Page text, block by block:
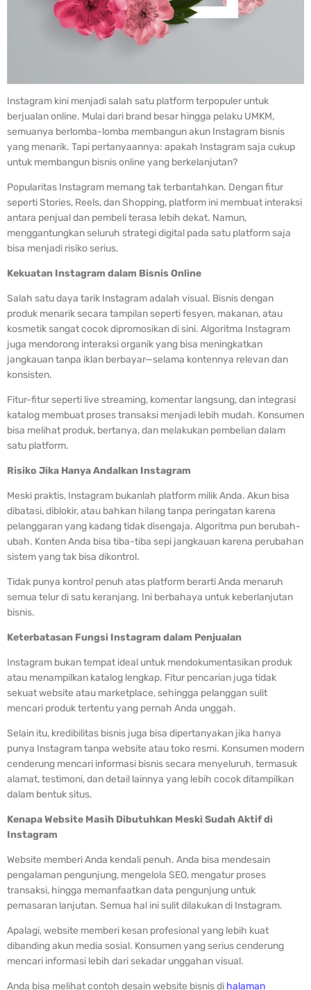
Instagram kini menjadi salah satu platform terpopuler untuk
berjualan online. Mulai dari brand besar hingga pelaku UMKM,
semuanya berlomba-lomba membangun akun Instagram bisnis
yang menarik. Tapi pertanyaannya: apakah Instagram saja cukup
untuk membangun bisnis online yang berkelanjutan?
Popularitas Instagram memang tak terbantahkan. Dengan fitur
seperti Stories, Reels, dan Shopping, platform ini membuat interaksi
antara penjual dan pembeli terasa lebih dekat. Namun,
menggantungkan seluruh strategi digital pada satu platform saja
bisa menjadi risiko serius.
Kekuatan Instagram dalam Bisnis Online
Salah satu daya tarik Instagram adalah visual. Bisnis dengan
produk menarik secara tampilan seperti fesyen, makanan, atau
kosmetik sangat cocok dipromosikan di sini. Algoritma Instagram
juga mendorong interaksi organik yang bisa meningkatkan
jangkauan tanpa iklan berbayar—selama kontennya relevan dan
konsisten.
Fitur-fitur seperti live streaming, komentar langsung, dan integrasi
katalog membuat proses transaksi menjadi lebih mudah. Konsumen
bisa melihat produk, bertanya, dan melakukan pembelian dalam
satu platform.
Risiko Jika Hanya Andalkan Instagram
Meski praktis, Instagram bukanlah platform milik Anda. Akun bisa
dibatasi, diblokir, atau bahkan hilang tanpa peringatan karena
pelanggaran yang kadang tidak disengaja. Algoritma pun berubah-
ubah. Konten Anda bisa tiba-tiba sepi jangkauan karena perubahan
sistem yang tak bisa dikontrol.
Tidak punya kontrol penuh atas platform berarti Anda menaruh
semua telur di satu keranjang. Ini berbahaya untuk keberlanjutan
bisnis.
Keterbatasan Fungsi Instagram dalam Penjualan
Instagram bukan tempat ideal untuk mendokumentasikan produk
atau menampilkan katalog lengkap. Fitur pencarian juga tidak
sekuat website atau marketplace, sehingga pelanggan sulit
mencari produk tertentu yang pernah Anda unggah.
Selain itu, kredibilitas bisnis juga bisa dipertanyakan jika hanya
punya Instagram tanpa website atau toko resmi. Konsumen modern
cenderung mencari informasi bisnis secara menyeluruh, termasuk
alamat, testimoni, dan detail lainnya yang lebih cocok ditampilkan
dalam bentuk situs.
Kenapa Website Masih Dibutuhkan Meski Sudah Aktif di
Instagram
Website memberi Anda kendali penuh. Anda bisa mendesain
pengalaman pengunjung, mengelola SEO, mengatur proses
transaksi, hingga memanfaatkan data pengunjung untuk
pemasaran lanjutan. Semua hal ini sulit dilakukan di Instagram.
Apalagi, website memberi kesan profesional yang lebih kuat
dibanding akun media sosial. Konsumen yang serius cenderung
mencari informasi lebih dari sekadar unggahan visual.
Anda bisa melihat contoh desain website bisnis di halaman